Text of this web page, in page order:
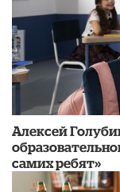
​Алексей
самих ребят»